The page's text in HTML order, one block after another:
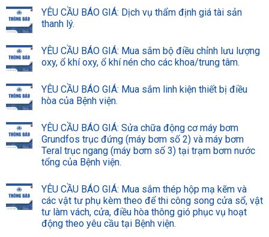
YÊU CẦU BÁO GIÁ: Dịch vụ thẩm định giá tài sản
thanh lý.
YÊU CẦU BÁO GIÁ: Mua sắm bộ điều chỉnh lưu lượng
oxy, ổ khí oxy, ổ khí nén cho các khoa/trung tâm.
YÊU CẦU BÁO GIÁ: Mua sắm linh kiện thiết bị điều
hòa của Bệnh viện.
YÊU CẦU BÁO GIÁ: Sửa chữa động cơ máy bơm
Grundfos trục đứng (máy bơm số 2) và máy bơm
Teral trục ngang (máy bơm số 3) tại trạm bơm nước
tổng của Bệnh viện.
YÊU CẦU BÁO GIÁ: Mua sắm thép hộp mạ kẽm và
các vật tư phụ kèm theo để thi công song cửa sổ, vật
tư làm vách, cửa, điều hòa thông gió phục vụ hoạt
động theo yêu cầu tại Bệnh viện.